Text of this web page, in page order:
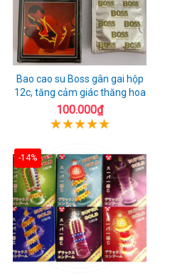
Bao cao su Boss gân gai hộp
12c, tăng cảm giác thăng hoa
100.000₫
-14%